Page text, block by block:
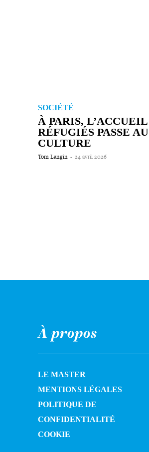
SOCIÉTÉ
À PARIS,
RÉFUGIÉS PASSE
CULTURE
Tom Langin - 24 avril 2026
À propos
LE MASTER
MENTIONS LÉGALES
POLITIQUE DE
CONFIDENTIALITÉ
COOKIE